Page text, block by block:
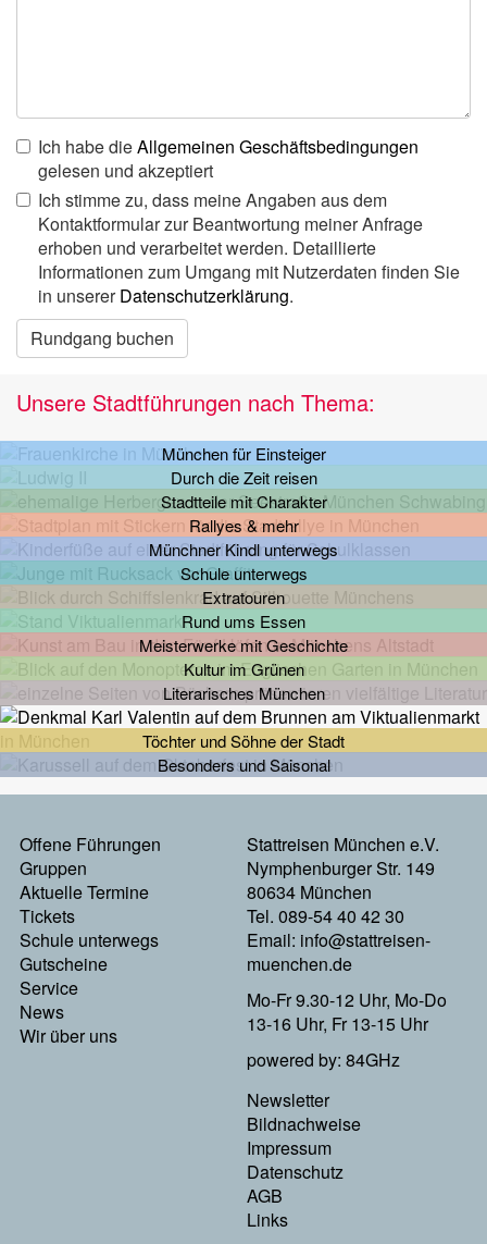
Ich habe dieAllgemeinen Geschäftsbedingungen
gelesen und akzeptiert
Ich stimme zu, dass meine Angaben aus dem
Kontaktformular zur Beantwortung meiner Anfrage
erhoben und verarbeitet werden. Detaillierte
Informationen zum Umgang mit Nutzerdaten finden Sie
in unsererDatenschutzerklärung.
Rundgang buchen
Unsere Stadtführungen nach Thema:
München für Einsteiger
Durch die Zeit reisen
Stadtteile mit Charakter
Rallyes & mehr
Münchner Kindl unterwegs
Schule unterwegs
Extratouren
Rund ums Essen
Meisterwerke mit Geschichte
Kultur im Grünen
Literarisches München
Töchter und Söhne der Stadt
Besonders und Saisonal
Footermenu
Links
Offene Führungen
Gruppen
Aktuelle Termine
Tickets
Schule unterwegs
Gutscheine
Service
News
Wir über uns
Stattreisen München e.V.
Nymphenburger Str. 149
80634 München
Tel. 089-54 40 42 30
Email: info@stattreisen-
muenchen.de
Mo-Fr 9.30-12 Uhr, Mo-Do
13-16 Uhr, Fr 13-15 Uhr
powered by: 84GHz
Footer
Menu
Rechts
Newsletter
Bildnachweise
Impressum
Datenschutz
AGB
Links